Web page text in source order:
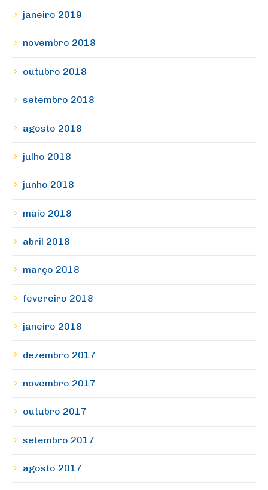
janeiro 2019
novembro 2018
outubro 2018
setembro 2018
agosto 2018
julho 2018
junho 2018
maio 2018
abril 2018
março 2018
fevereiro 2018
janeiro 2018
dezembro 2017
novembro 2017
outubro 2017
setembro 2017
agosto 2017